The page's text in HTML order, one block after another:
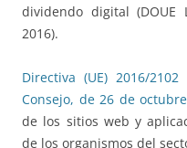
dividendo digital
2016).
Directiva (UE) 2016/
Consejo, de 26 de
de los sitios web y
de los organismos del